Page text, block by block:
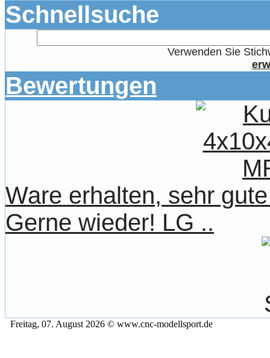
Schnellsuche
Verwenden Sie
Bewertungen
Ware erhalten, sehr
Gerne wieder! LG ..
Freitag, 07. August 2026 © www.cnc-modellsport.de